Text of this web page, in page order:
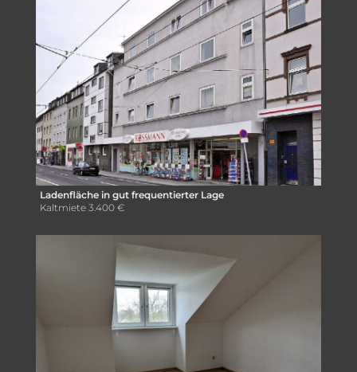
Ladenfläche in gut frequentierter Lage
Kaltmiete 3.400 €